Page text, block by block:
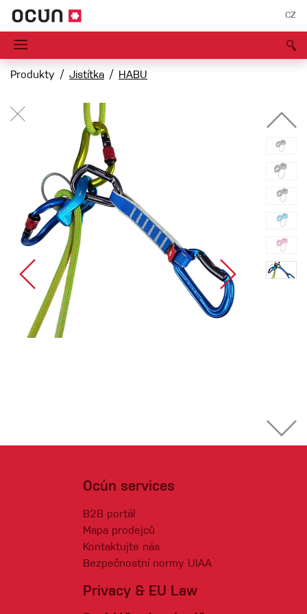
CZ
Produkty Jistítka HABU
Ocún services
B2B portál
Mapa prodejců
Kontaktujte nás
Bezpečnostní normy UIAA
Privacy & EU Law